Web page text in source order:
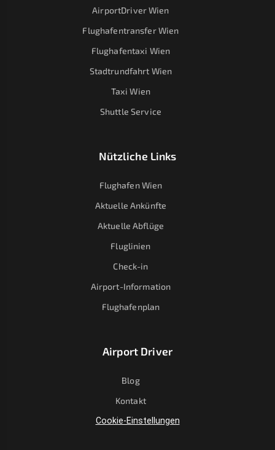
AirportDriver Wien
Flughafentransfer Wien
Flughafentaxi Wien
Stadtrundfahrt Wien
Taxi Wien
Shuttle Service
Nützliche Links
Flughafen Wien
Aktuelle Ankünfte
Aktuelle Abflüge
Fluglinien
Check-in
Airport-Information
Flughafenplan
Airport Driver
Blog
Kontakt
Cookie-Einstellungen